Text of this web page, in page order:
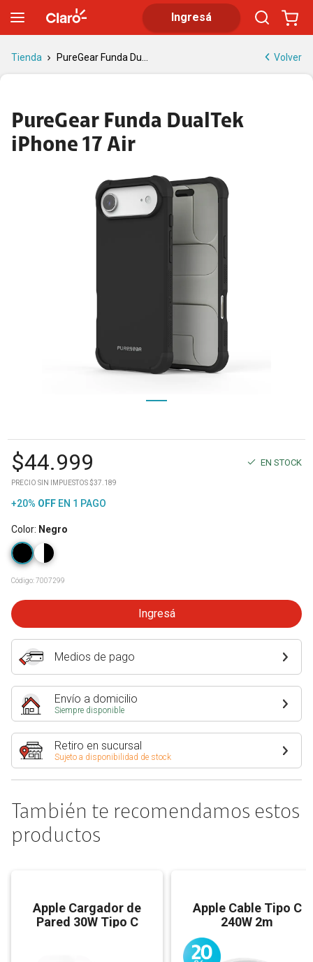
Ingresá
Tienda PureGear Funda Du... Volver
PureGear Funda DualTek
iPhone 17 Air
$44.999 EN STOCK
PRECIO SIN IMPUESTOS $37.189
+20% OFF EN 1 PAGO
Color: Negro
Código:7007299
Ingresá
Medios de pago
Envío a domicilio
Siempre disponible
Retiro en sucursal
Sujeto a disponibilidad de stock
También te recomendamos estos
productos
Apple Cargador de
Pared 30W Tipo C
Apple Cable Tipo C
240W 2m
PureGear Funda DualTek iPhone 17 Air